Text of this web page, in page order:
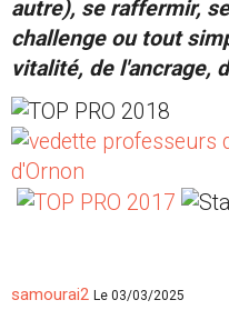
autre), se raffermir,
challenge ou tout
vitalité, de l'ancrage,
samourai2 Le 03/03/2025